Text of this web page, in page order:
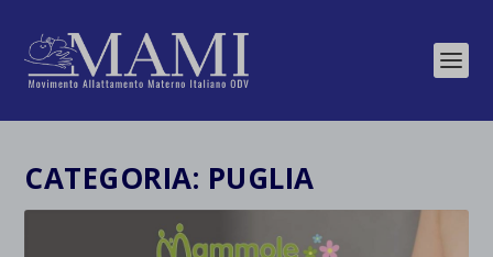
CATEGORIA: PUGLIA